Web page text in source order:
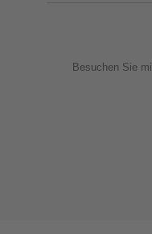
Besuchen Sie